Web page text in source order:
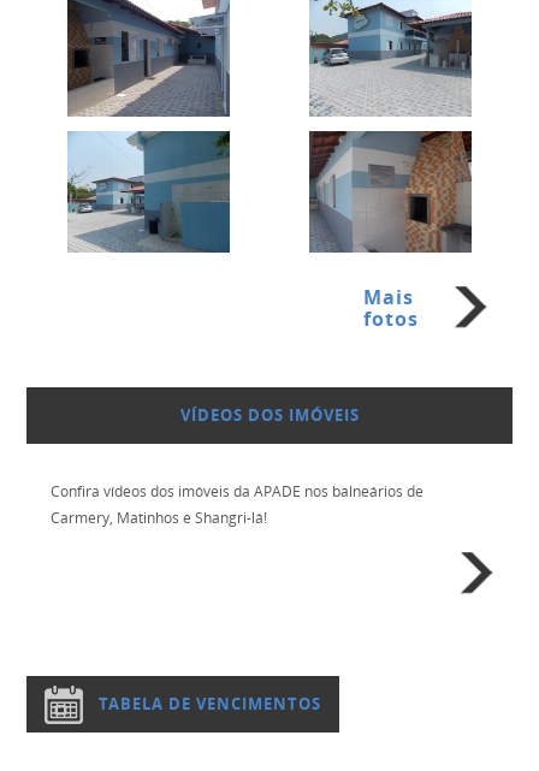
Mais
fotos
VÍDEOS DOS IMÓVEIS
Confira vídeos dos imóveis da APADE nos balneários de
Carmery, Matinhos e Shangri-lá!
TABELA DE VENCIMENTOS